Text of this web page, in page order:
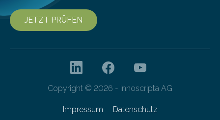
JETZT PRÜFEN
Copyright © 2026 - innoscripta AG
Impressum Datenschutz